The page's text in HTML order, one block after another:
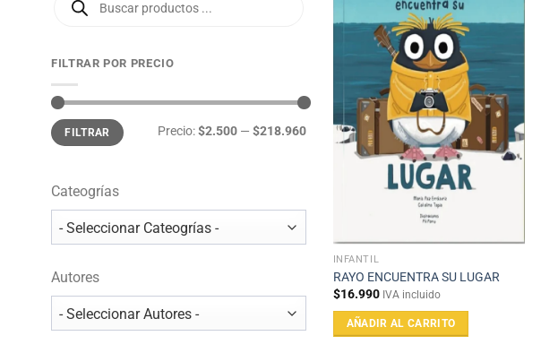
FILTRAR POR PRECIO
Precio
mínimo
Precio
máximo
FILTRAR Precio:$2.500 — $218.960
Cateogrías
Autores
INFANTIL
RAYO ENCUENTRA SU LUGAR
$16.990 IVA incluido
AÑADIR AL CARRITO